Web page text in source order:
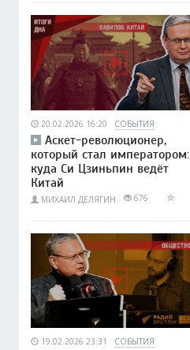
20.02.2026 16:20 СОБЫТИЯ
Аскет-революционер,
который стал императором:
куда Си Цзиньпин ведёт
Китай
МИХАИЛ ДЕЛЯГИН 676
19.02.2026 23:31 СОБЫТИЯ